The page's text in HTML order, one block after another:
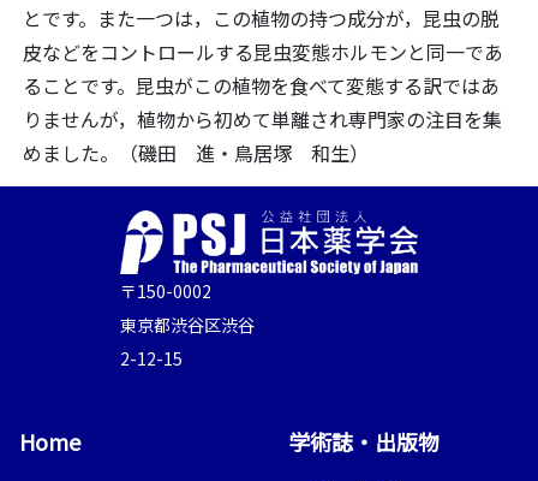
とです。また一つは，この植物の持つ成分が，昆虫の脱
皮などをコントロールする昆虫変態ホルモンと同一であ
ることです。昆虫がこの植物を食べて変態する訳ではあ
りませんが，植物から初めて単離され専門家の注目を集
めました。（磯田 進・鳥居塚 和生）
〒150-0002
東京都渋谷区渋谷
2-12-15
Home 学術誌・出版物